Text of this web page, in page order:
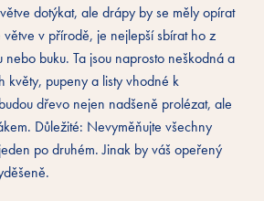
dotýkat, ale drápy by se měly opírat
v přírodě, je nejlepší sbírat ho z
nebo buku. Ta jsou naprosto neškodná a
květy, pupeny a listy vhodné k
dřevo nejen nadšeně prolézat, ale
Důležité: Nevyměňujte všechny
po druhém. Jinak by váš opeřený